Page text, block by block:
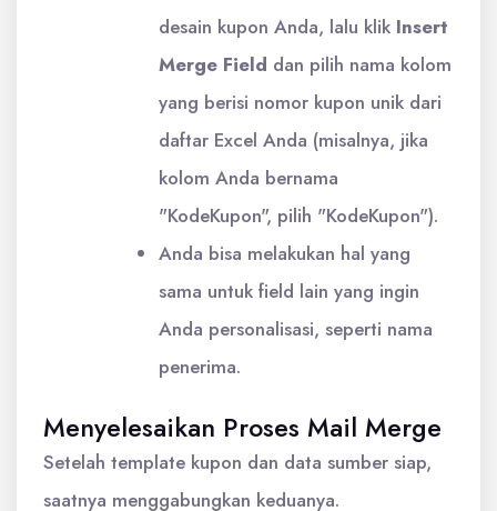
desain kupon Anda, lalu klik Insert
Merge Field dan pilih nama kolom
yang berisi nomor kupon unik dari
daftar Excel Anda (misalnya, jika
kolom Anda bernama
"KodeKupon", pilih "KodeKupon").
Anda bisa melakukan hal yang
sama untuk field lain yang ingin
Anda personalisasi, seperti nama
penerima.
Menyelesaikan Proses Mail Merge
Setelah template kupon dan data sumber siap,
saatnya menggabungkan keduanya.